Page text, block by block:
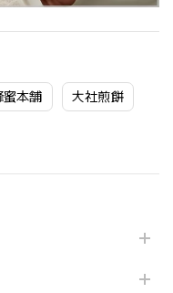
蜜本舗 大社煎餅